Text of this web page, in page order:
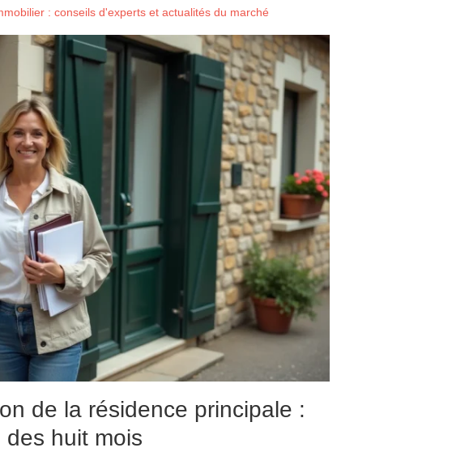
: conseils d'experts et actualités du marché
de la résidence principale :
huit mois